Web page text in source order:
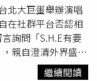
，但關鍵還是投資
配息的金融商品。
看報酬率，很容易
算嗎？徐佳馨：其
能顯得划算。黃舒
、治療與照護。失
力隨之升高台灣老
九成失智者在病程
眠障礙或冷漠等症
能使家庭照顧壓力
北大巨蛋舉辦演唱
在社群平台否認相
詢問「S.H.E有要
親自澄清外界盛傳
返舞台的歌迷感到失
繼續閱讀